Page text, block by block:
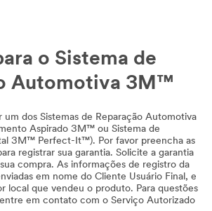
o Sistema de
Automotiva 3M™
um dos Sistemas de Reparação Automotiva
Aspirado 3M™ ou Sistema de
3M™ Perfect-It™). Por favor preencha as
registrar sua garantia. Solicite a garantia
compra. As informações de registro da
em nome do Cliente Usuário Final, e
local que vendeu o produto. Para questões
em contato com o Serviço Autorizado